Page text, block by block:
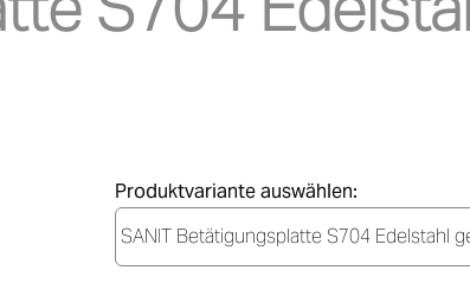
Produktvariante auswählen: